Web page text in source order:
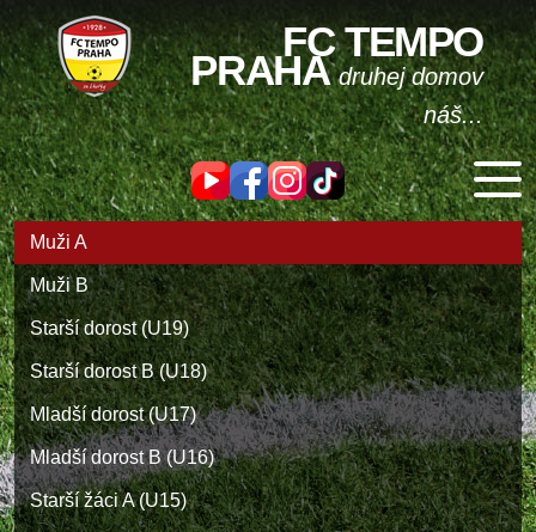
FC TEMPO
PRAHAdruhej domov
náš...
Muži A
Muži B
Starší dorost (U19)
Starší dorost B (U18)
Mladší dorost (U17)
Mladší dorost B (U16)
Starší žáci A (U15)